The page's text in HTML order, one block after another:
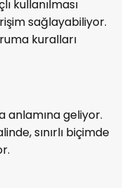
kullanılması
sağlayabiliyor.
kuralları
anlamına geliyor.
sınırlı biçimde